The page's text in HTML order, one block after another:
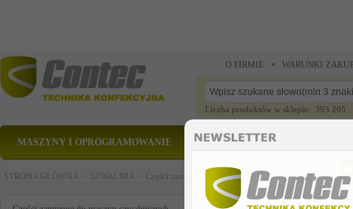
O FIRMIE WARUNKI
Liczba produktów w sklepie: 393 205
MASZYNY I OPROGRAMOWANIE CZĘŚCI ZAMIENNE
STRONA GŁÓWNA > SZWALNIA > Części zamienne do maszyn szwalniczych >Części
kit underrimmer+ft lift us